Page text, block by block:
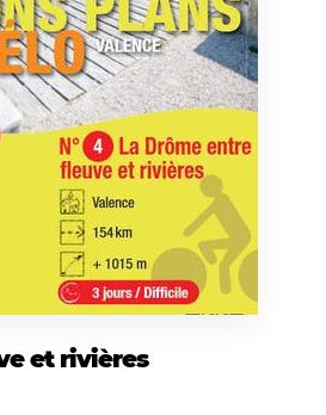
et rivières